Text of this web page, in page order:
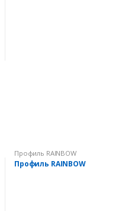
Профиль RAINBOW
Профиль RAINBOW